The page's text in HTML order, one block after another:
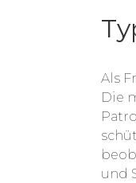
Als
Die
und